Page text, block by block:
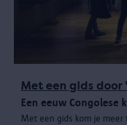
Met een gids door
Een eeuw Congolese
Met een gids kom je